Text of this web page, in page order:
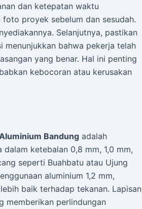
dan ketepatan waktu
proyek sebelum dan sesudah.
Selanjutnya, pastikan
bahwa pekerja telah
yang benar. Hal ini penting
kebocoran atau kerusakan
Bandung adalah
ketebalan 0,8 mm, 1,0 mm,
seperti Buahbatu atau Ujung
aluminium 1,2 mm,
baik terhadap tekanan. Lapisan
memberikan perlindungan